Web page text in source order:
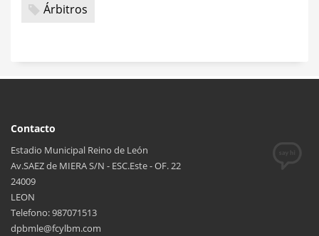
Árbitros
Contacto
Estadio Municipal Reino de León
Av.SAEZ de MIERA S/N - ESC.Este - OF. 22
24009
LEON
Telefono: 987071513
dpbmle@fcylbm.com